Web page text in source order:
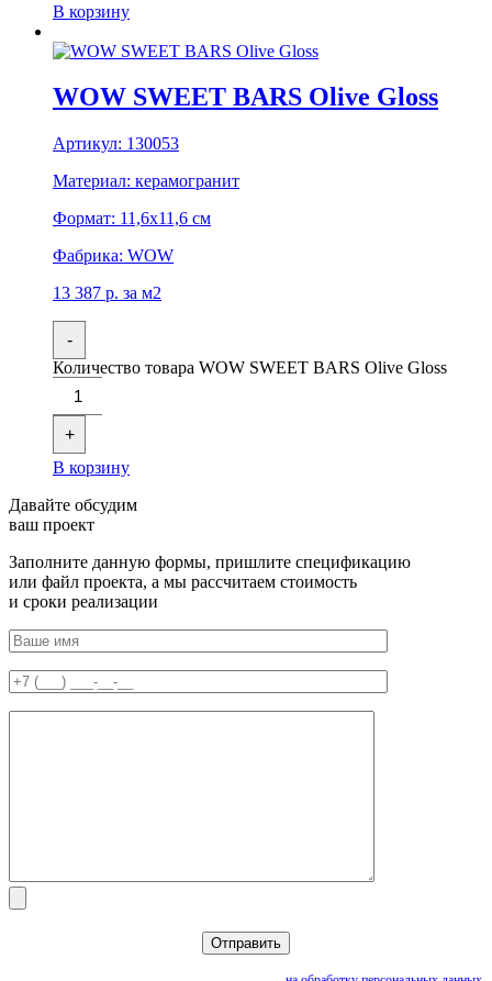
В корзину
WOW SWEET BARS Olive Gloss
Артикул: 130053
Материал: керамогранит
Формат: 11,6x11,6 см
Фабрика: WOW
13 387 р. за м2
-
Количество товара WOW SWEET BARS Olive Gloss
+
В корзину
Давайте обсудим
ваш проект
Заполните данную формы, пришлите спецификацию
или файл проекта, а мы рассчитаем стоимость
и сроки реализации